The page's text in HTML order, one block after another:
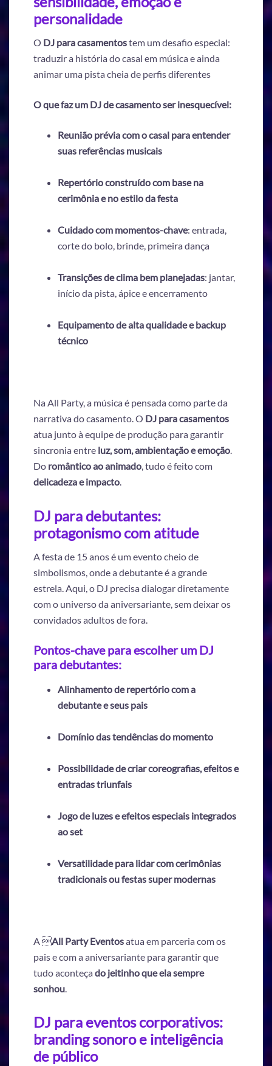
personalidade
O DJ para casamentostem um desafio especial:
traduzir a história do casal em música e ainda
animar uma pista cheia de perfis diferentes
O que faz um DJ de casamento ser inesquecível:
Reunião prévia com o casal para entender
suas referências musicais
Repertório construído com base na
cerimônia e no estilo da festa
Cuidado com momentos-chave: entrada,
corte do bolo, brinde, primeira dança
Transições de clima bem planejadas: jantar,
início da pista, ápice e encerramento
Equipamento de alta qualidade e backup
técnico
Na All Party, a música é pensada como parte da
narrativa do casamento. O DJ para casamentos
atua junto à equipe de produção para garantir
sincronia entre luz, som, ambientação e emoção
Do romântico ao animado , tudo é feito com
delicadeza e impacto
DJ para debutantes:
protagonismo com atitude
A festa de 15 anos é um evento cheio de
simbolismos, onde a debutante é a grande
estrela. Aqui, o DJ precisa dialogar diretamente
com o universo da aniversariante, sem deixar os
convidados adultos de fora.
Pontos-chave para escolher um DJ
para debutantes:
Alinhamento de repertório com a
debutante e seus pais
Domínio das tendências do momento
Possibilidade de criar coreografias, efeitos e
entradas triunfais
Jogo de luzes e efeitos especiais integrados
ao set
Versatilidade para lidar com cerimônias
tradicionais ou festas super modernas
A All Party Eventosatua em parceria com os
pais e com a aniversariante para garantir que
tudo aconteçado jeitinho que ela sempre
sonhou
DJ para eventos corporativos:
branding sonoro e inteligência
de público